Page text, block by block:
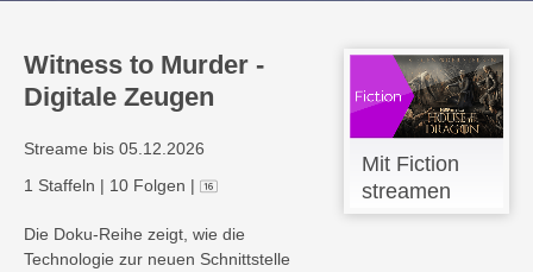
Witness to Murder -
Digitale Zeugen
Streame bis 05.12.2026
1 Staffeln | 10 Folgen |
Die Doku-Reihe zeigt, wie die
Technologie zur neuen Schnittstelle
Mit Fiction
streamen